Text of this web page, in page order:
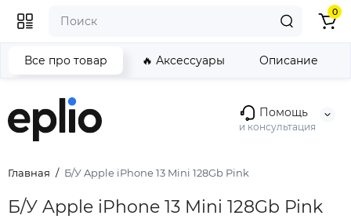
Помощь
и консультация
0
Главная Б/У Apple iPhone 13 Mini 128Gb Pink
Б/У Apple iPhone 13 Mini 128Gb Pink
Все про товар 🔥 Аксессуары Описание